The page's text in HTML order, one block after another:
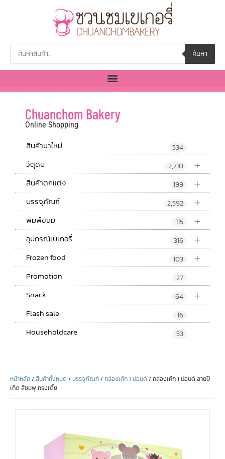
ค้นหา
Chuanchom Bakery
Online Shopping
สินค้ามาใหม่ 534
+
วัตุดิบ 2,710
+
สินค้าตกแต่ง 199
+
บรรจุภัณฑ์ 2,592
+
พิมพ์ขนม 115
+
อุปกรณ์เบเกอรี่ 316
+
Frozen food 103
Promotion 27
+
Snack 64
Flash sale 16
Householdcare 53
หน้าหลัก/สินค้าทั้งหมด /บรรจุภัณฑ์/กล่องเค้ก 1 ปอนด์/ กล่องเค้ก 1 ปอนด์ ลายปี
เกิด สีชมพู ทรงเตี้ย